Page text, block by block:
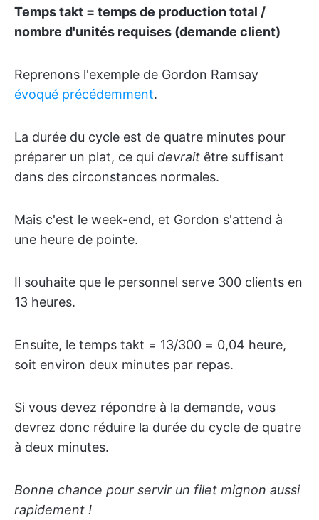
Temps takt = temps de production total /
nombre d'unités requises (demande client)
Reprenons l'exemple de Gordon Ramsay
évoqué précédemment.
La durée du cycle est de quatre minutes pour
préparer un plat, ce qui devrait être suffisant
dans des circonstances normales.
Mais c'est le week-end, et Gordon s'attend à
une heure de pointe.
Il souhaite que le personnel serve 300 clients en
13 heures.
Ensuite, le temps takt = 13/300 = 0,04 heure,
soit environ deux minutes par repas.
Si vous devez répondre à la demande, vous
devrez donc réduire la durée du cycle de quatre
à deux minutes.
Bonne chance pour servir un filet mignon aussi
rapidement !